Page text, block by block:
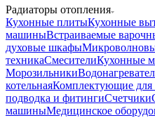
Радиаторы отопления
Кухонные плитыКухонные
машиныВстраиваемые
духовые шкафы
техникаСмесителиКухонные
Морозильники
котельнаяКомплектующие для
подводка и фитингиСчетчики
машиныМедицинское